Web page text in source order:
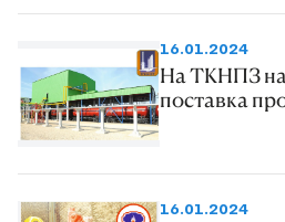
söz sözlediler.
barýan seljermeleri,
çemeleşmeleri
16.01.2024
На ТКНПЗ
поставка
16.01.2024